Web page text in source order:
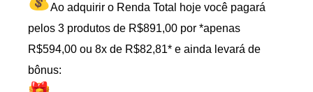
Ao adquirir o Renda Total hoje você pagará
pelos 3 produtos de R$891,00 por *apenas
R$594,00 ou 8x de R$82,81* e ainda levará de
bônus: